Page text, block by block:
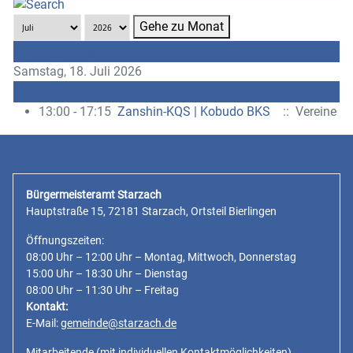
Gehe zu Monat
Samstag, 18. Juli 2026
13:00 - 17:15 Zanshin-KQS | Kobudo BKS :: Vereine
Bürgermeisteramt Starzach
Hauptstraße 15, 72181 Starzach, Ortsteil Bierlingen
Öffnungszeiten:
08:00 Uhr – 12:00 Uhr – Montag, Mittwoch, Donnerstag
15:00 Uhr – 18:30 Uhr – Dienstag
08:00 Uhr – 11:30 Uhr – Freitag
Kontakt:
E-Mail:gemeinde@starzach.de